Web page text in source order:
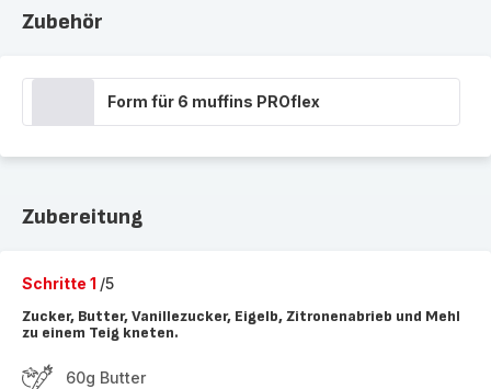
Zubehör
Form für 6 muffins PROflex
Zubereitung
Schritte 1 /5
Zucker, Butter, Vanillezucker, Eigelb, Zitronenabrieb und Mehl
zu einem Teig kneten.
60g Butter